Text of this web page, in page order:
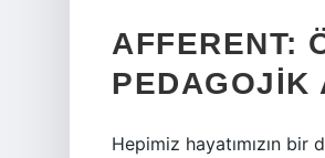
AFFERENT:
PEDAGOJIK
Hepimiz hayatımızın